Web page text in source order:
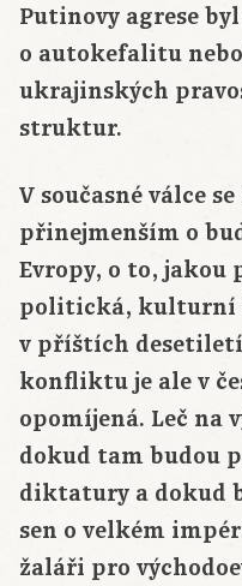
Putinovy agrese
o autokefalitu
ukrajinských
struktur.
V současné válce
přinejmenším o
Evropy, o to, jakou
politická, kulturní
v příštích
konfliktu je ale v
opomíjená. Leč na
dokud tam budou
diktatury a dokud
sen o velkém
žaláři pro